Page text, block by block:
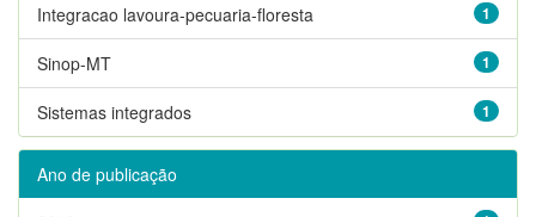
1
Integracao lavoura-pecuaria-floresta
1
Sinop-MT
1
Sistemas integrados
Ano de publicação